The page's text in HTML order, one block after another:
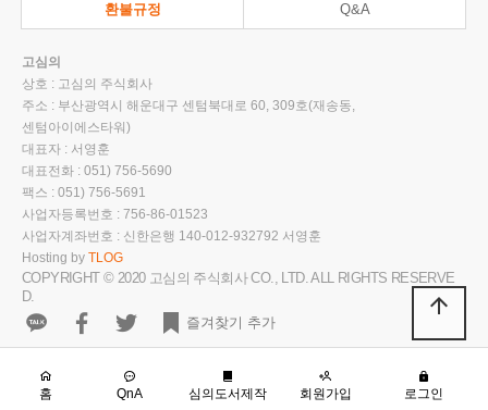
홈 QnA 심의도서제작 회원가입 로그인
환불규정 Q&A
고심의
상호 : 고심의 주식회사
주소 : 부산광역시 해운대구 센텀북대로 60, 309호(재송동,
센텀아이에스타워)
대표자 : 서영훈
대표전화 : 051) 756-5690
팩스 : 051) 756-5691
사업자등록번호 : 756-86-01523
사업자계좌번호 : 신한은행 140-012-932792 서영훈
Hosting by TLOG
COPYRIGHT © 2020 고심의 주식회사 CO., LTD. ALL RIGHTS RESERVE
D.
즐겨찾기 추가
arrow_upward